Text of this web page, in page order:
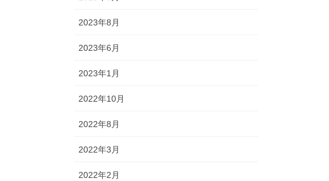
2023年8月
2023年6月
2023年1月
2022年10月
2022年8月
2022年3月
2022年2月